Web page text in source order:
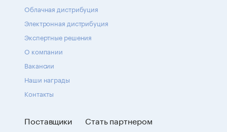
Облачная дистрибуция
Электронная дистрибуция
Экспертные решения
О компании
Вакансии
Наши награды
Контакты
Поставщики Стать партнером